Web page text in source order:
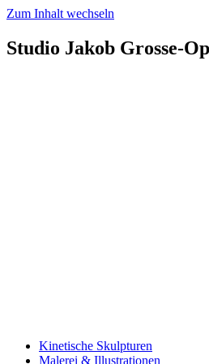
Zum Inhalt wechseln
Studio Jakob Grosse-
Kinetische Skulpturen
Malerei & Illustrationen